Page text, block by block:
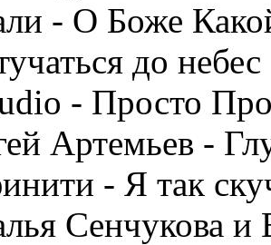
- О Боже
до
- Просто
Артемьев -
- Я так
Сенчукова